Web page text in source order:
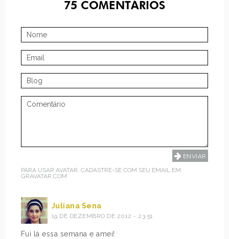
75 COMENTÁRIOS
PARA USAR AVATAR, CADASTRE-SE COM SEU EMAIL EM
GRAVATAR.COM
Juliana Sena
19 DE DEZEMBRO DE 2012 - 23:51
Fui lá essa semana e amei!